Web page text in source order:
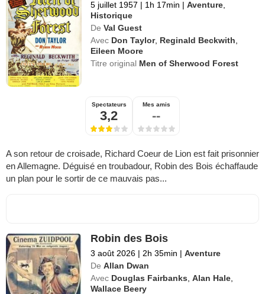
5 juillet 1957 | 1h 17min | Aventure
Historique
De Val Guest
Avec Don Taylor, Reginald Beckwith
Eileen Moore
Titre original Men of Sherwood Forest
Spectateurs
3,2
Mes amis
--
A son retour de croisade, Richard Coeur de Lion est fait prisonnier
en Allemagne. Déguisé en troubadour, Robin des Bois échaffaude
un plan pour le sortir de ce mauvais pas...
Robin des Bois
3 août 2026 | 2h 35min | Aventure
De Allan Dwan
Avec Douglas Fairbanks ,Alan Hale
Wallace Beery